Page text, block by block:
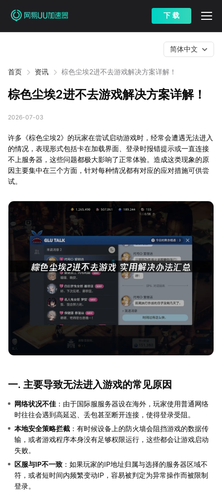
下 载
首页 资讯 棕色尘埃2进不去游戏解决方案详解！
简体中文
棕色尘埃2进不去游戏解决方案详解！
2026-07-03
许多《棕色尘埃2》的玩家在尝试启动游戏时，经常会遭遇无法进入
的情况，表现形式包括卡在加载界面、登录时报错提示或一直连接
不上服务器，这些问题都极大影响了正常体验。造成这类现象的原
因主要集中在三个方面，针对每种情况都有对应的应对措施可供尝
试。
一. 主要导致无法进入游戏的常见原因
网络状况不佳 ：由于国际服服务器设在海外，玩家使用普通网络
时往往会遇到高延迟、丢包甚至断开连接，使得登录受阻。
本地安全策略拦截 ：有时候设备上的防火墙会阻挡游戏的数据传
输，或者游戏程序本身没有足够权限运行，这些都会让游戏启动
失败。
区服与IP不一致 ：如果玩家的IP地址归属与选择的服务器区域不
符，或者短时间内频繁变动IP，容易被判定为异常操作而被限制
登录。